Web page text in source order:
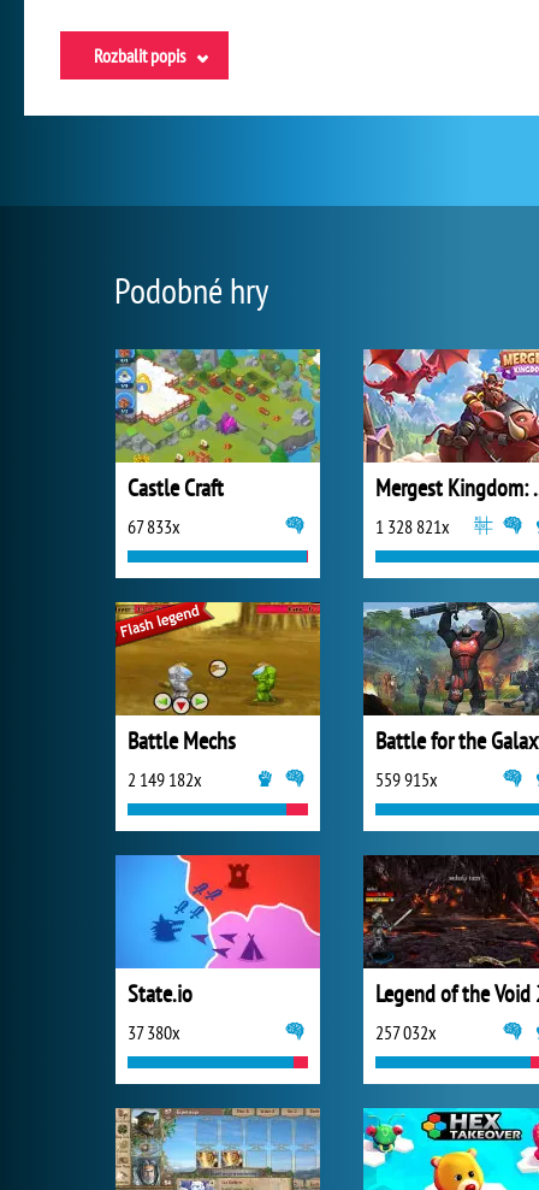
Rozbalit popis
Podobné hry
Castle Craft
67 833x 1 328 821x
Battle Mechs
2 149 182x
Battle for the
559 915x
State.io
37 380x
Legend of the Void
257 032x